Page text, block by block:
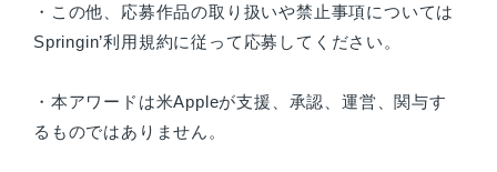
・この他、応募作品の取り扱いや禁止事項については
Springin’利用規約に従って応募してください。
・本アワードは米Appleが支援、承認、運営、関与す
るものではありません。